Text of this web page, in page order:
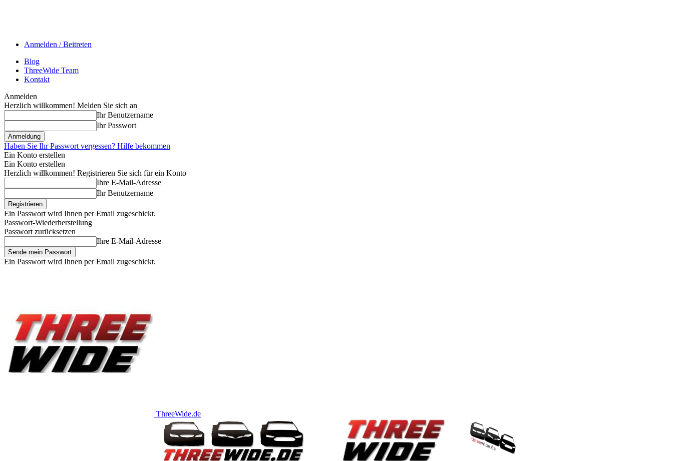
Anmelden / Beitreten
Blog
ThreeWide Team
Kontakt
Anmelden
Herzlich willkommen! Melden Sie sich an
Ihr Benutzername
Ihr Passwort
Haben Sie Ihr Passwort vergessen? Hilfe bekommen
Ein Konto erstellen
Ein Konto erstellen
Herzlich willkommen! Registrieren Sie sich für ein Konto
Ihre E-Mail-Adresse
Ihr Benutzername
Ein Passwort wird Ihnen per Email zugeschickt.
Passwort-Wiederherstellung
Passwort zurücksetzen
Ihre E-Mail-Adresse
Ein Passwort wird Ihnen per Email zugeschickt.
ThreeWide.de